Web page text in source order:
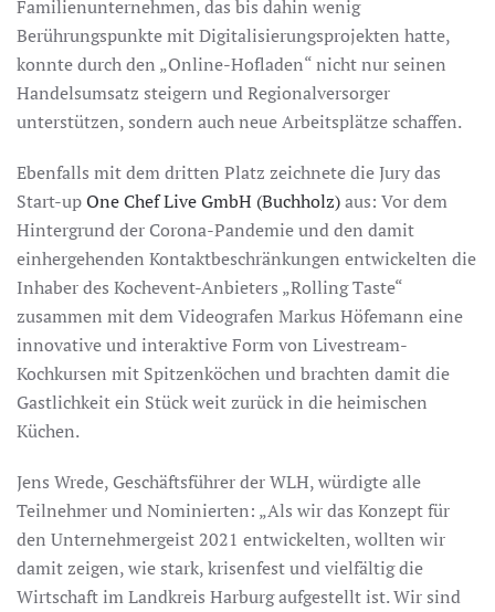
Familienunternehmen, das bis dahin wenig
Berührungspunkte mit Digitalisierungsprojekten hatte,
konnte durch den „Online-Hofladen“ nicht nur seinen
Handelsumsatz steigern und Regionalversorger
unterstützen, sondern auch neue Arbeitsplätze schaffen.
Ebenfalls mit dem dritten Platz zeichnete die Jury das
Start-upOne Chef Live GmbH (Buchholz)aus: Vor dem
Hintergrund der Corona-Pandemie und den damit
einhergehenden Kontaktbeschränkungen entwickelten die
Inhaber des Kochevent-Anbieters „Rolling Taste“
zusammen mit dem Videografen Markus Höfemann eine
innovative und interaktive Form von Livestream-
Kochkursen mit Spitzenköchen und brachten damit die
Gastlichkeit ein Stück weit zurück in die heimischen
Küchen.
Jens Wrede, Geschäftsführer der WLH, würdigte alle
Teilnehmer und Nominierten: „Als wir das Konzept für
den Unternehmergeist 2021 entwickelten, wollten wir
damit zeigen, wie stark, krisenfest und vielfältig die
Wirtschaft im Landkreis Harburg aufgestellt ist. Wir sind